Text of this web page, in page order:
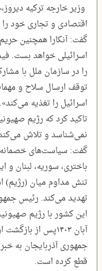
وزیر خارجه ترکیه
اقتصادی و تجاری خود
گفت: آنکارا همچنین
اسرائیلی خواهد بست.
توقف ارسال سلاح و
اسرائیل را تغذیه
تاکید کرد که رژیم
نمی‌شناسد و تلاش
گفت: سیاست‌های خصمانه
باختری، سوریه، لبنان
تنش مداوم میان (رژیم)
تهدید می‌کند. رئیس
این کشور با رژیم
آبان ۱۴۰۳پس از
جمهوری آذربایجان به
قطع کرده است.